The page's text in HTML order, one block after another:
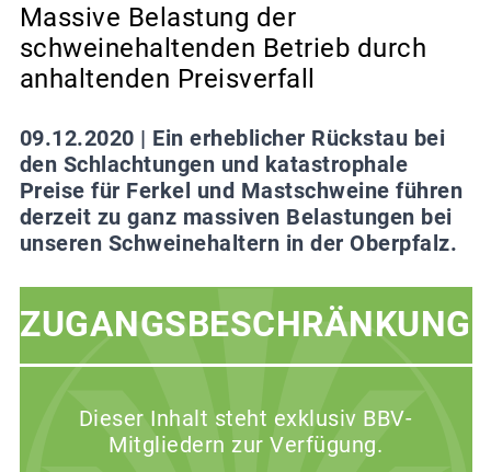
Massive Belastung der
schweinehaltenden Betrieb durch
anhaltenden Preisverfall
09.12.2020 | Ein erheblicher Rückstau bei
den Schlachtungen und katastrophale
Preise für Ferkel und Mastschweine führen
derzeit zu ganz massiven Belastungen bei
unseren Schweinehaltern in der Oberpfalz.
ZUGANGSBESCHRÄNKUNG
Dieser Inhalt steht exklusiv BBV-
Mitgliedern zur Verfügung.